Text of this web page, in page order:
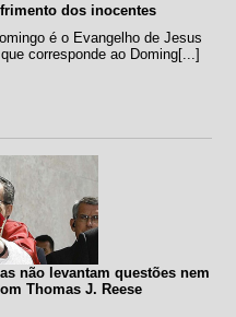
dos inocentes
é o Evangelho de Jesus
corresponde ao Doming[...]
não levantam questões nem
Thomas J. Reese